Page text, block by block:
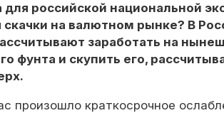
для российской национальной
скачки на валютном рынке? В
заработать на
фунта и скупить его,
произошло краткосрочное